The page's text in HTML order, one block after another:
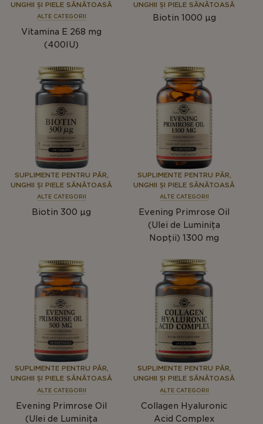
UNGHII ȘI PIELE SĂNĂTOASĂ
ALTE CATEGORII
Vitamina E 268 mg
(400IU)
UNGHII ȘI PIELE SĂNĂTOASĂ
Biotin 1000 µg
SUPLIMENTE PENTRU PĂR,
UNGHII ȘI PIELE SĂNĂTOASĂ
ALTE CATEGORII
Biotin 300 µg
SUPLIMENTE PENTRU PĂR,
UNGHII ȘI PIELE SĂNĂTOASĂ
ALTE CATEGORII
Evening Primrose Oil
(Ulei de Luminița
Nopții) 1300 mg
SUPLIMENTE PENTRU PĂR,
UNGHII ȘI PIELE SĂNĂTOASĂ
ALTE CATEGORII
Evening Primrose Oil
(Ulei de Luminița
SUPLIMENTE PENTRU PĂR,
UNGHII ȘI PIELE SĂNĂTOASĂ
ALTE CATEGORII
Collagen Hyaluronic
Acid Complex